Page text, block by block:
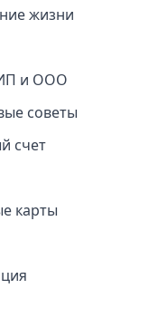
жизни
и ООО
советы
счет
карты